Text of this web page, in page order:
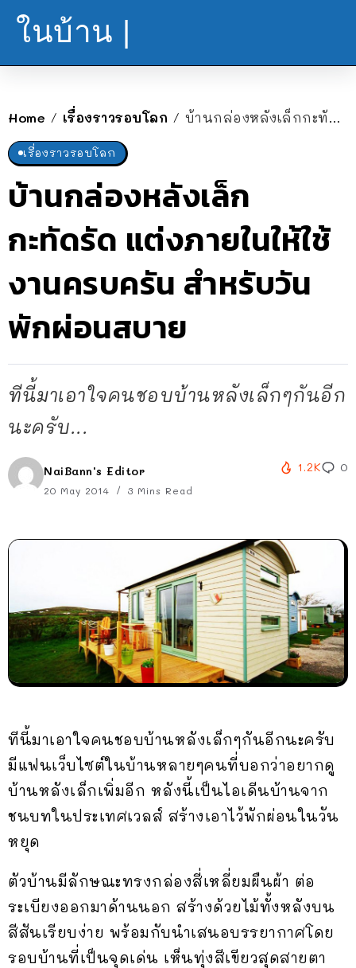
ในบ้าน |
Home / เรื่องราวรอบโลก / บ้านกล่องหลังเล็กกะทัดรัด แต่งภายในให้ใช้งานครบครัน สำหรับวันพักผ่อนสบาย
เรื่องราวรอบโลก
บ้านกล่องหลังเล็ก
กะทัดรัด แต่งภายในให้ใช้
งานครบครัน สำหรับวัน
พักผ่อนสบาย
ทีนี้มาเอาใจคนชอบบ้านหลังเล็กๆกันอีก
นะครับ...
NaiBann's Editor
20 May 2014 3 Mins Read
1.2K 0
ทีนี้มาเอาใจคนชอบบ้านหลังเล็กๆกันอีกนะครับ
มีแฟนเว็บไซต์ในบ้านหลายๆคนที่บอกว่าอยากดู
บ้านหลังเล็กเพิ่มอีก หลังนี้เป็นไอเดีนบ้านจาก
ชนบทในประเทศเวลส์ สร้างเอาไว้พักผ่อนในวัน
หยุด
ตัวบ้านมีลักษณะทรงกล่องสี่เหลี่ยมผืนผ้า ต่อ
ระเบียงออกมาด้านนอก สร้างด้วยไม้ทั้งหลังบน
สีสันเรียบง่าย พร้อมกับนำเสนอบรรยากาศโดย
รอบบ้านที่เป็นจุดเด่น เห็นทุ่งสีเขียวสุดสายตา